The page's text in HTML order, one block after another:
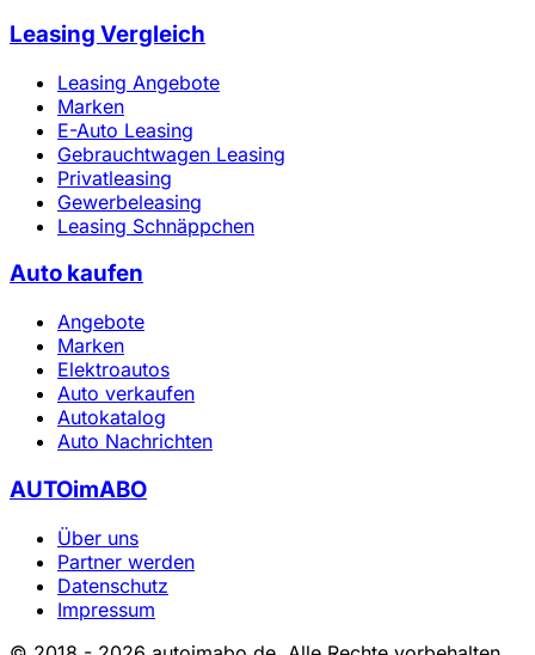
Leasing Vergleich
Leasing Angebote
Marken
E-Auto Leasing
Gebrauchtwagen Leasing
Privatleasing
Gewerbeleasing
Leasing Schnäppchen
Auto kaufen
Angebote
Marken
Elektroautos
Auto verkaufen
Autokatalog
Auto Nachrichten
AUTOimABO
Über uns
Partner werden
Datenschutz
Impressum